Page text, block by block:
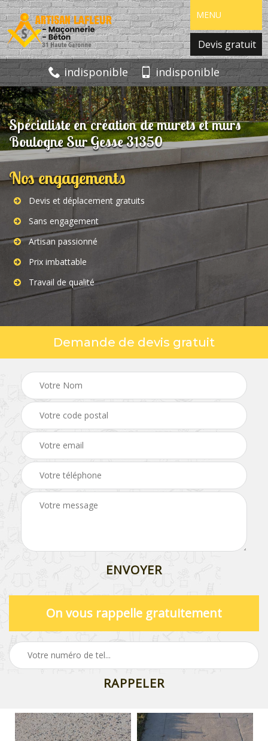
MENU
Devis gratuit
indisponible indisponible
Spécialiste en création de murets et murs
Boulogne Sur Gesse 31350
Nos engagements
Devis et déplacement gratuits
Sans engagement
Artisan passionné
Prix imbattable
Travail de qualité
Demande de devis gratuit
On vous rappelle gratuitement